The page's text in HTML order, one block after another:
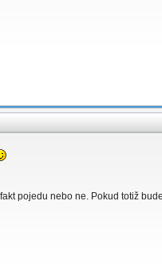
pojedu nebo ne. Pokud totiž